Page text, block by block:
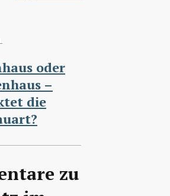
oder
–
die
zu